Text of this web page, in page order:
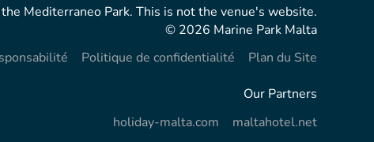
Mediterraneo Park. This is not the venue's website.
© 2026 Marine Park Malta
Politique de confidentialité Plan du Site
Our Partners
holiday-malta.com
maltahotel.net